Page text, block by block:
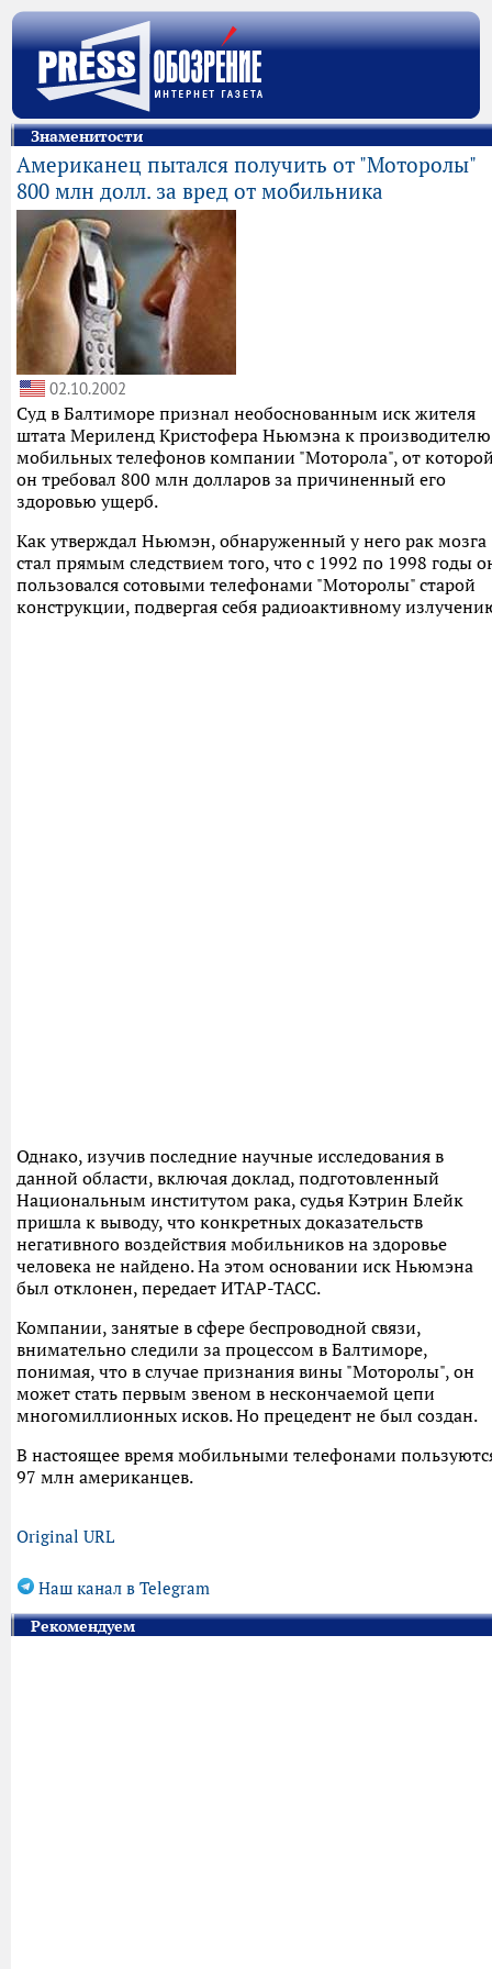
Знаменитости
Американец пытался получить от "Моторолы"
800 млн долл. за вред от мобильника
02.10.2002
Суд в Балтиморе признал необоснованным иск жителя
штата Мериленд Кристофера Ньюмэна к производителю
мобильных телефонов компании "Моторола", от
он требовал 800 млн долларов за причиненный его
здоровью ущерб.
Как утверждал Ньюмэн, обнаруженный у него рак мозга
стал прямым следствием того, что с 1992 по 1998 годы
пользовался сотовыми телефонами "Моторолы" старой
конструкции, подвергая себя радиоактивному
Однако, изучив последние научные исследования в
данной области, включая доклад, подготовленный
Национальным институтом рака, судья Кэтрин Блейк
пришла к выводу, что конкретных доказательств
негативного воздействия мобильников на здоровье
человека не найдено. На этом основании иск Ньюмэна
был отклонен, передает ИТАР-ТАСС.
Компании, занятые в сфере беспроводной связи,
внимательно следили за процессом в Балтиморе,
понимая, что в случае признания вины "Моторолы", он
может стать первым звеном в нескончаемой цепи
многомиллионных исков. Но прецедент не был создан.
В настоящее время мобильными телефонами
97 млн американцев.
Original URL
Наш канал в Telegram
Рекомендуем